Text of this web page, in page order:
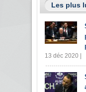
Les plus
13 déc 2020 |